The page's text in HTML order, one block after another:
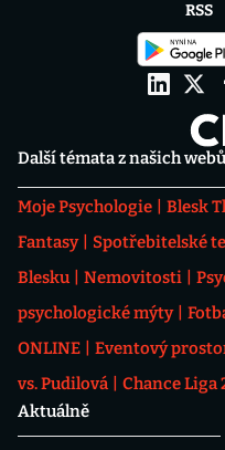
Další témata z našich webů
Moje Psychologie Blesk
Fantasy
Spotřebitelské
Blesku
Nemovitosti
psychologické mýty
ONLINE
Eventový
vs. Pudilová
Chance Liga
Aktuálně
RSS